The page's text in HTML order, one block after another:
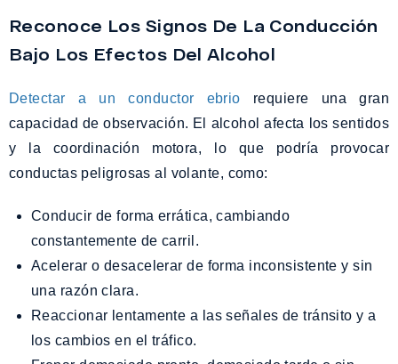
Reconoce Los Signos De La Conducción
Bajo Los Efectos Del Alcohol
Detectar a un conductor ebrio requiere una gran
capacidad de observación. El alcohol afecta los sentidos
y la coordinación motora, lo que podría provocar
conductas peligrosas al volante, como:
Conducir de forma errática, cambiando
constantemente de carril.
Acelerar o desacelerar de forma inconsistente y sin
una razón clara.
Reaccionar lentamente a las señales de tránsito y a
los cambios en el tráfico.